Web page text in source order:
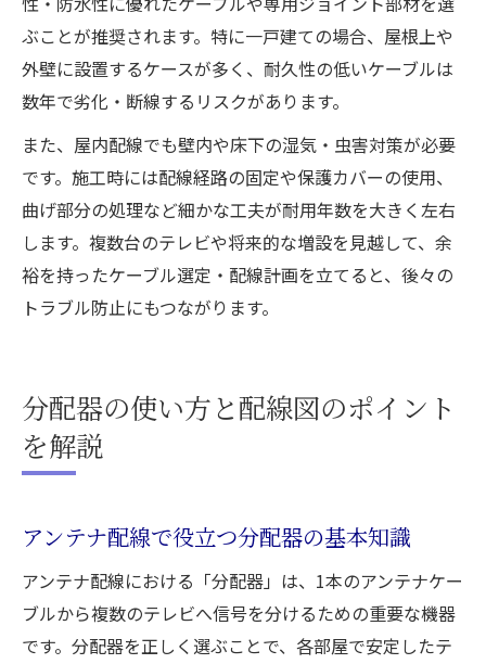
ぶことが推奨されます。特に一戸建ての場合、屋根上や
外壁に設置するケースが多く、耐久性の低いケーブルは
数年で劣化・断線するリスクがあります。
また、屋内配線でも壁内や床下の湿気・虫害対策が必要
です。施工時には配線経路の固定や保護カバーの使用、
曲げ部分の処理など細かな工夫が耐用年数を大きく左右
します。複数台のテレビや将来的な増設を見越して、余
裕を持ったケーブル選定・配線計画を立てると、後々の
トラブル防止にもつながります。
分配器の使い方と配線図のポイント
を解説
アンテナ配線で役立つ分配器の基本知識
アンテナ配線における「分配器」は、1本のアンテナケー
ブルから複数のテレビへ信号を分けるための重要な機器
です。分配器を正しく選ぶことで、各部屋で安定したテ